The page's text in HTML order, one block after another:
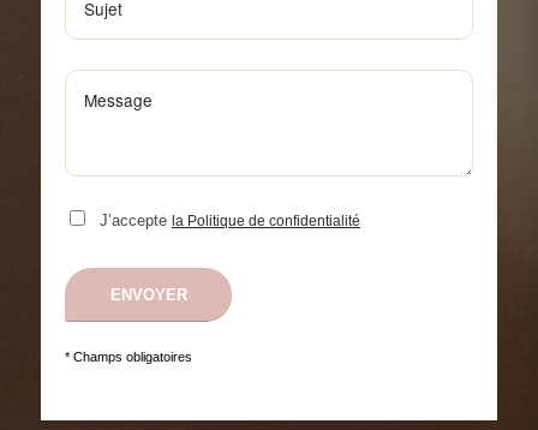
J’accepte la Politique de confidentialité
* Champs obligatoires